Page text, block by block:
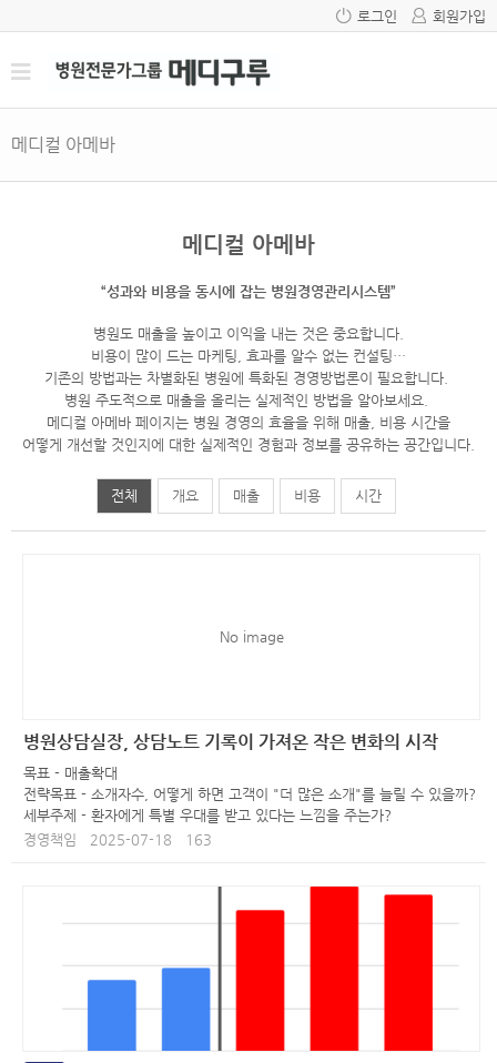
로그인 회원가입
메디컬 아메바
메디컬 아메바
“성과와 비용을 동시에 잡는 병원경영관리시스템”
병원도 매출을 높이고 이익을 내는 것은 중요합니다.
비용이 많이 드는 마케팅, 효과를 알수 없는 컨설팅…
기존의 방법과는 차별화된 병원에 특화된 경영방법론이 필요합니다.
병원 주도적으로 매출을 올리는 실제적인 방법을 알아보세요.
메디컬 아메바 페이지는 병원 경영의 효율을 위해 매출, 비용 시간을
어떻게 개선할 것인지에 대한 실제적인 경험과 정보를 공유하는 공간입니다.
전체 개요 매출 비용 시간
No image
병원상담실장, 상담노트 기록이 가져온 작은 변화의 시작
목표 - 매출확대
전략목표 - 소개자수, 어떻게 하면 고객이 "더 많은 소개"를 늘릴 수 있을까?
세부주제 - 환자에게 특별 우대를 받고 있다는 느낌을 주는가?
경영책임
2025-07-18 163